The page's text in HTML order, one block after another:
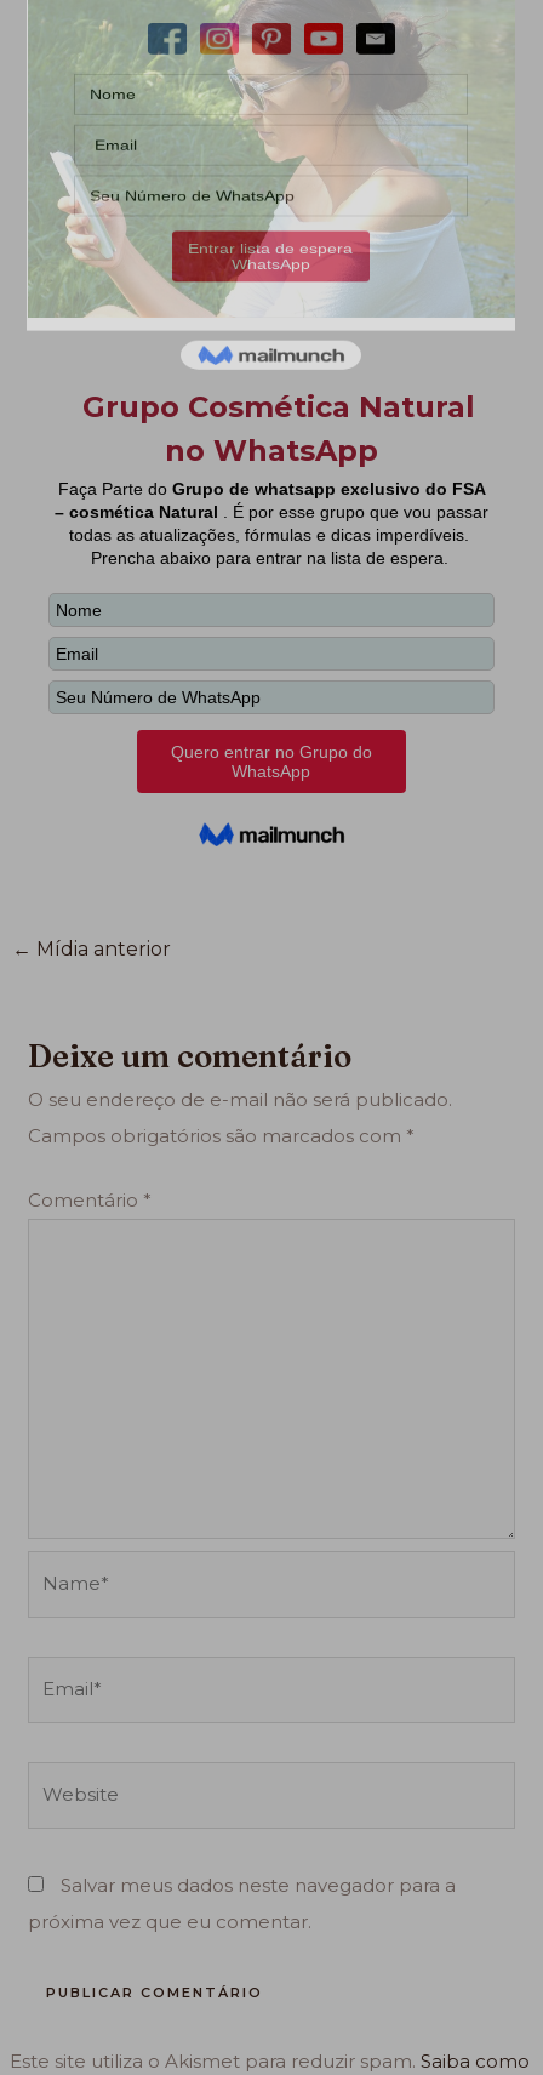
← Mídia anterior
Deixe um comentário
O seu endereço de e-mail não será publicado.
Campos obrigatórios são marcados com *
Comentário *
Salvar meus dados neste navegador para a
próxima vez que eu comentar.
Este site utiliza o Akismet para reduzir spam.Saiba como